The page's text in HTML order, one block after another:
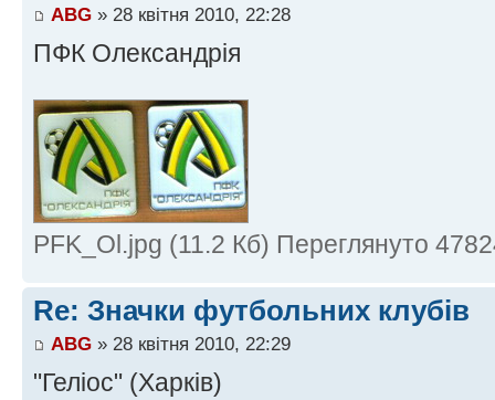
ABG » 28 квітня 2010, 22:28
ПФК Олександрія
PFK_Ol.jpg (11.2 Кб) Переглянуто
Re: Значки футбольних клубів
ABG » 28 квітня 2010, 22:29
"Геліос" (Харків)